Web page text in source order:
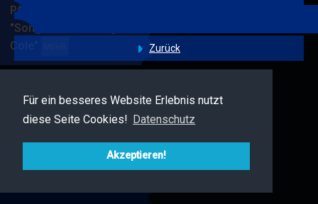
Für ein besseres Website Erlebnis nutzt
diese Seite Cookies! Datenschutz
Akzeptieren!
PARKSIDE STUDIOS
"Songs von Nat King
Cole"
BLUE
BAND
BERRY BLUE & FRIENDS
Live Jazz im MAMPF
&
Zurück